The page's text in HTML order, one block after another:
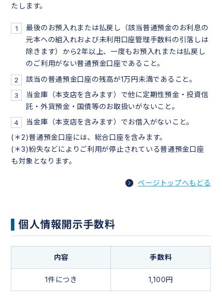
たします。
最後のお預入れまたは払戻し（該当普通預金のお利息の
元本への組入れおよび未利用口座管理手数料の引落しは
除きます）から2年以上、一度もお預入れまたは払戻し
のご利用がない普通預金口座であること。
該当の普通預金口座の残高が1万円未満であること。
当金庫（本支店を含みます）で他に定期性預金・投資信
託・外貨預金・国債等のお取扱いがないこと。
当金庫（本支店を含みます）でお借入がないこと。
(＊2)普通預金口座には、総合口座を含みます。
(＊3)紛失などによりご利用が停止されている普通預金口座
も対象となります。
ページトップへもどる
個人情報開示手数料
内容 手数料
1件につき 1,100円